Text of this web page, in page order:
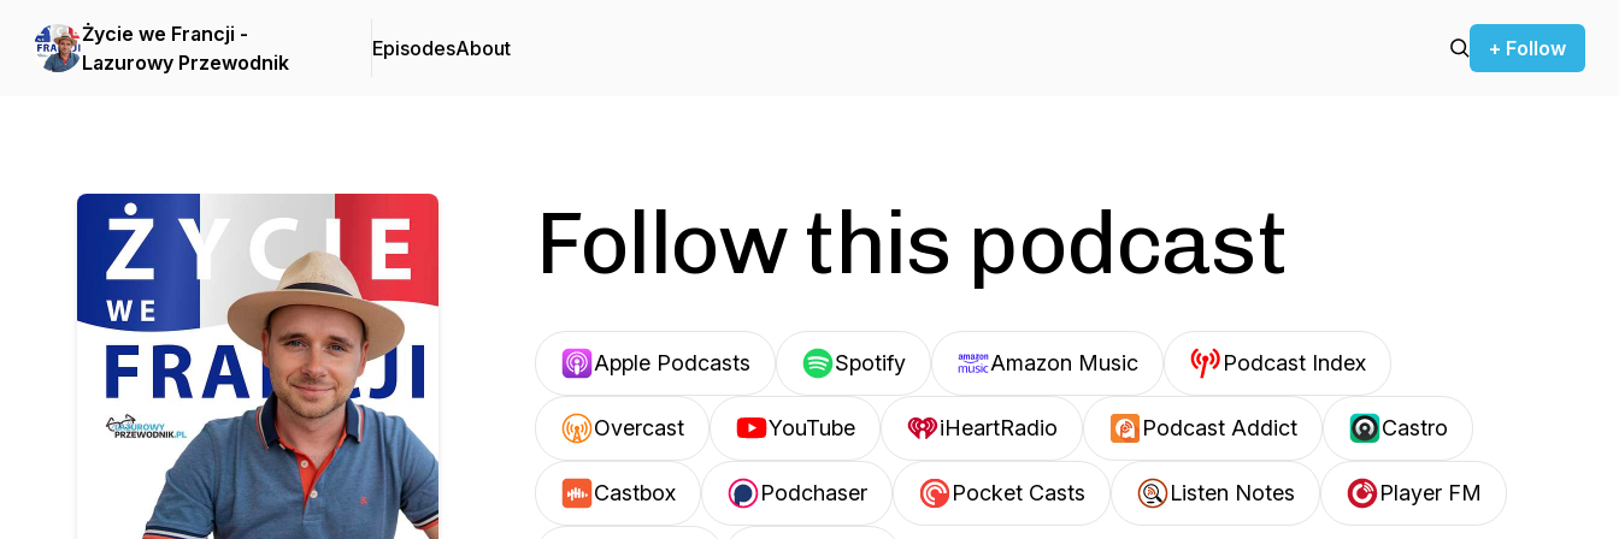
Życie we Francji -
Lazurowy Przewodnik
EpisodesAbout + Follow
Follow this podcast
Apple Podcasts Spotify Amazon Music Podcast Index
Overcast YouTube iHeartRadio Podcast Addict Castro
Castbox Podchaser Pocket Casts Listen Notes Player FM